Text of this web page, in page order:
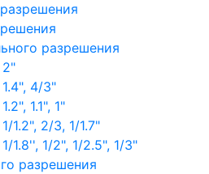
разрешения
4/3"
1.1", 1"
1.2", 2/3, 1/1.7"
1.8'', 1/2", 1/2.5", 1/3"
разрешения